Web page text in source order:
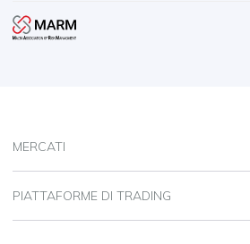
MERCATI
PIATTAFORME DI TRADING